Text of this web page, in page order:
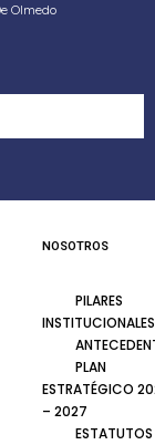
Olmedo
NOSOTROS
PILARES
INSTITUCIONALES
PLAN
ESTRATÉGICO
– 2027
ESTATUTOS